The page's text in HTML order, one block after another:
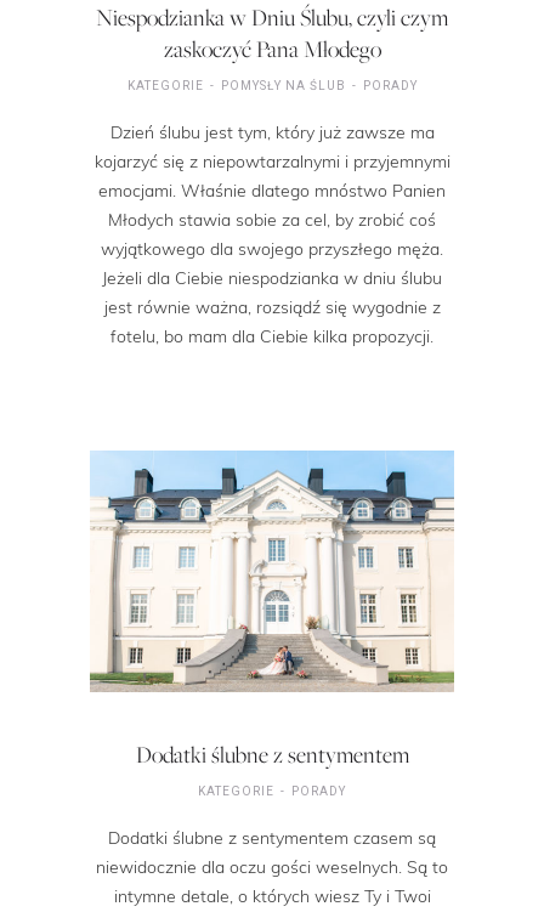
Niespodzianka w Dniu Ślubu, czyli czym
zaskoczyć Pana Młodego
KATEGORIE POMYSŁY NA ŚLUB PORADY
Dzień ślubu jest tym, który już zawsze ma
kojarzyć się z niepowtarzalnymi i przyjemnymi
emocjami. Właśnie dlatego mnóstwo Panien
Młodych stawia sobie za cel, by zrobić coś
wyjątkowego dla swojego przyszłego męża.
Jeżeli dla Ciebie niespodzianka w dniu ślubu
jest równie ważna, rozsiądź się wygodnie z
fotelu, bo mam dla Ciebie kilka propozycji.
Dodatki ślubne z sentymentem
KATEGORIE PORADY
Dodatki ślubne z sentymentem czasem są
niewidocznie dla oczu gości weselnych. Są to
intymne detale, o których wiesz Ty i Twoi